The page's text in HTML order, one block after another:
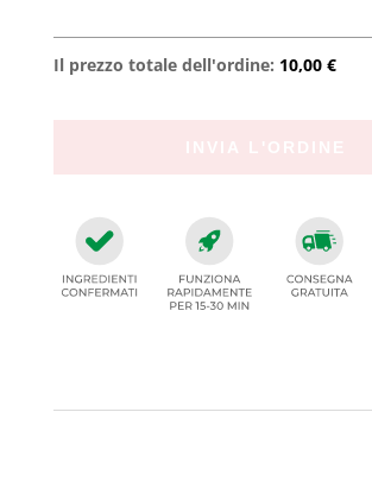
Il prezzo totale dell'ordine: 10,00 €